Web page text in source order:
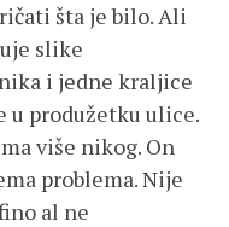
šta je bilo. Ali
slike
i jedne kraljice
u produžetku ulice.
više nikog. On
problema. Nije
al ne